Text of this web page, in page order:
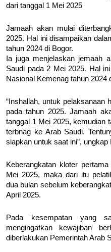
dari tanggal 1 Mei 2025
Jamaah akan mulai
2025. Hal ini disampaikan
tahun 2024 di Bogor.
Ia juga menjelaskan jemaah
Saudi pada 2 Mei 2025. Hal
Nasional Kemenag tahun 2024
“Inshallah, untuk pelaksanaan
pada tahun 2025. Jamaah
tanggal 1 Mei 2025, kemudian
terbnag ke Arab Saudi.
siapkan untuk saat ini”, ungkap
Keberangkatan kloter
Mei 2025, maka dari itu
dua bulan sebelum
April 2025.
Pada kesempatan yang
mengingatkan kewajiban
diberlakukan Pemerintah Arab